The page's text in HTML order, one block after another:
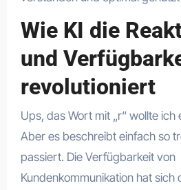
Wie KI die
und
revolutioniert
Ups, das Wort mit „r“ wollte
Aber es beschreibt einfach so
passiert. Die Verfügbarkeit von
Kundenkommunikation hat sich